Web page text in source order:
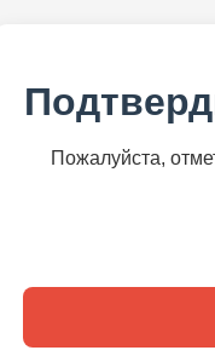
Пожалуйста,